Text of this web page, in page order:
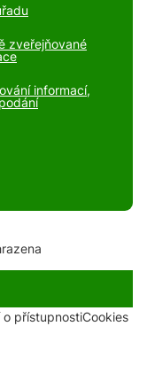
zveřejňované
informací,
o přístupnostiCookies